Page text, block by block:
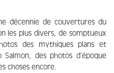
décennie de couvertures du
les plus divers, de somptueux
des mythiques plans et
des photos d’époque
choses encore.